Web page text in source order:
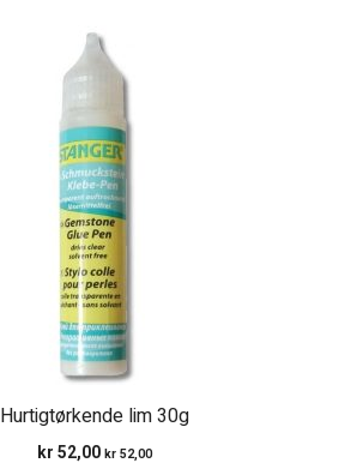
Hurtigtørkende lim 30g
kr 52,00 kr 52,00